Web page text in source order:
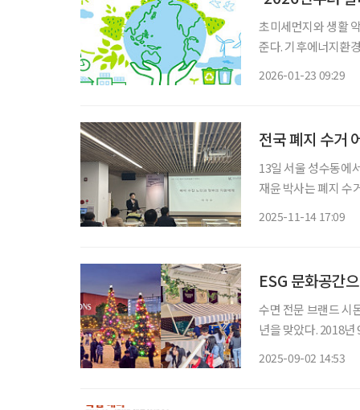
초미세먼지와 생활
준다. 기후에너지환경부는 2026년을 기점으로 노인 등 민감계층을 고려한 대기환경 관리 체
2026-01-23 09:29
전국 폐지 수거
13일 서울 성수동에
재윤 박사는 폐지 수
2025-11-14 17:09
ESG 문화공간
수면 전문 브랜드 시
년을 맞았다. 2018
2025-09-02 14:53